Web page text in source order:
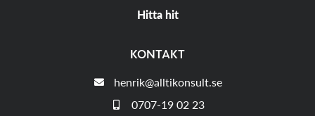
Hitta hit
KONTAKT
henrik@alltikonsult.se
0707-19 02 23